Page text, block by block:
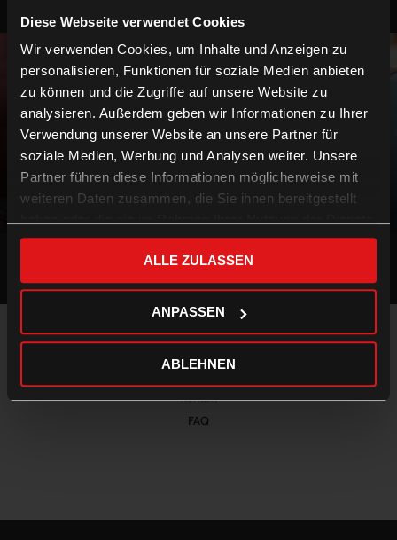
Diese Webseite verwendet Cookies
Wir verwenden Cookies, um Inhalte und Anzeigen zu
personalisieren, Funktionen für soziale Medien anbieten
zu können und die Zugriffe auf unsere Website zu
analysieren. Außerdem geben wir Informationen zu Ihrer
Verwendung unserer Website an unsere Partner für
soziale Medien, Werbung und Analysen weiter. Unsere
Partner führen diese Informationen möglicherweise mit
weiteren Daten zusammen, die Sie ihnen bereitgestellt
gesammelt haben.
ALLE ZULASSEN
ANPASSEN
ABLEHNEN
Account
Warenkorb
Suche
Wise Women
Kontakt
FAQ